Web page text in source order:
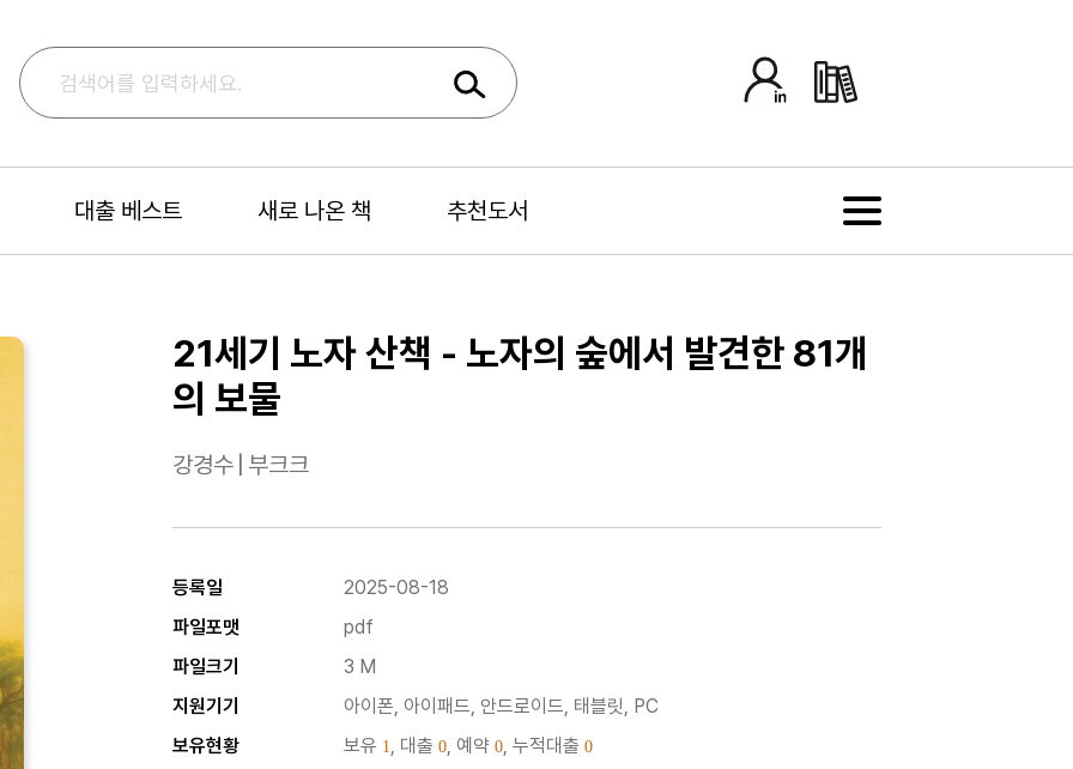
대출 베스트 새로 나온 책 추천도서
21세기 노자 산책 - 노자의 숲에서 발견한 81개
의 보물
강경수 부크크
등록일
2025-08-18
파일포맷
pdf
파일크기
3 M
지원기기
아이폰, 아이패드, 안드로이드, 태블릿, PC
보유현황
보유 1, 대출 0, 예약 0, 누적대출 0